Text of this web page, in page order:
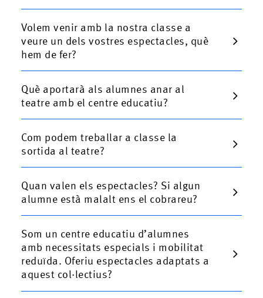
Volem venir amb la nostra classe a
veure un dels vostres espectacles, què
hem de fer?
Què aportarà als alumnes anar al
teatre amb el centre educatiu?
Com podem treballar a classe la
sortida al teatre?
Quan valen els espectacles? Si algun
alumne està malalt ens el cobrareu?
Som un centre educatiu d’alumnes
amb necessitats especials i mobilitat
reduïda. Oferiu espectacles adaptats a
aquest col·lectius?